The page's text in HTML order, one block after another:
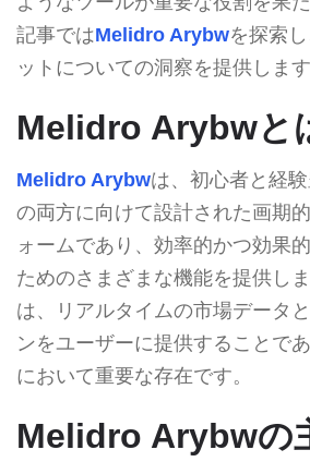
記事ではMelidro Arybwを探索
ットについての洞察を提供します
Melidro Arybwと
Melidro Arybwは、初心者と経
の両方に向けて設計された画期
ォームであり、効率的かつ効果
ためのさまざまな機能を提供し
は、リアルタイムの市場データ
ンをユーザーに提供することで
において重要な存在です。
Melidro Arybwの